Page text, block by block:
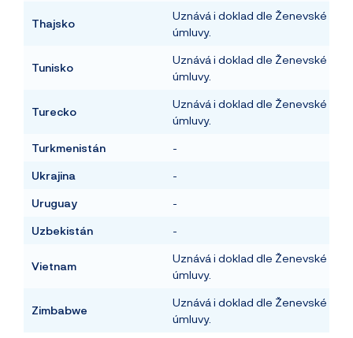
Thajsko
Uznává i doklad dle Ženevské
úmluvy.
Tunisko
Uznává i doklad dle Ženevské
úmluvy.
Turecko
Uznává i doklad dle Ženevské
úmluvy.
Turkmenistán -
Ukrajina -
Uruguay -
Uzbekistán -
Vietnam
Uznává i doklad dle Ženevské
úmluvy.
Zimbabwe
Uznává i doklad dle Ženevské
úmluvy.